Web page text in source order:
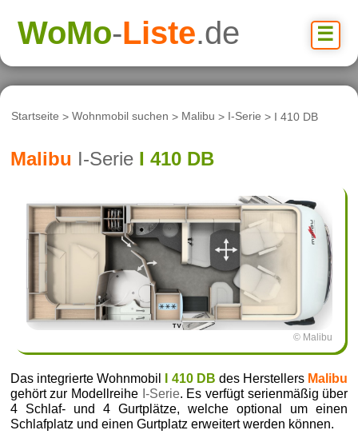
☰
WoMo-Liste.de
Startseite >Wohnmobil suchen > Malibu > I-Serie > I 410 DB
Malibu I-Serie I 410 DB
© Malibu
Das integrierte Wohnmobil I 410 DB des Herstellers Malibu
gehört zur Modellreihe I-Serie. Es verfügt serienmäßig über
4 Schlaf- und 4 Gurtplätze, welche optional um einen
Schlafplatz und einen Gurtplatz erweitert werden können.